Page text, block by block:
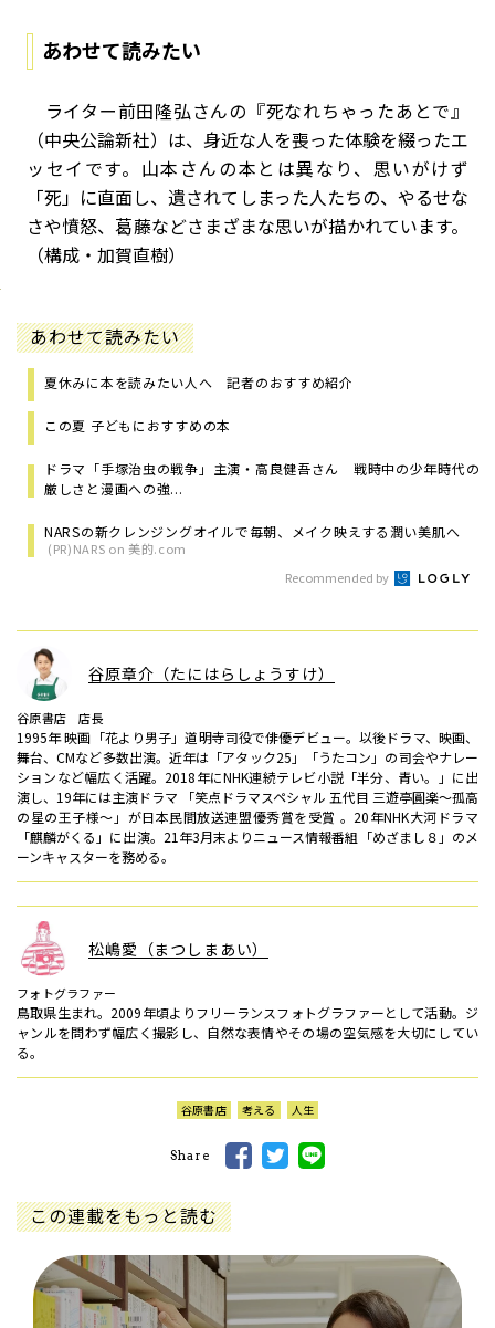
あわせて読みたい
ライター前田隆弘さんの『死なれちゃったあとで』
（中央公論新社）は、身近な人を喪った体験を綴ったエ
ッセイです。山本さんの本とは異なり、思いがけず
「死」に直面し、遺されてしまった人たちの、やるせな
さや憤怒、葛藤などさまざまな思いが描かれています。
（構成・加賀直樹）
あわせて読みたい
夏休みに本を読みたい人へ 記者のおすすめ紹介
この夏 子どもにおすすめの本
ドラマ「手塚治虫の戦争」主演・高良健吾さん 戦時中の少年時代の
厳しさと漫画への強...
NARSの新クレンジングオイルで毎朝、メイク映えする潤い美肌へ
(PR)NARS on 美的.com
Recommended by
谷原章介（たにはらしょうすけ）
谷原書店 店長
1995年 映画「花より男子」道明寺司役で俳優デビュー。以後ドラマ、映画、
舞台、CMなど多数出演。近年は「アタック25」「うたコン」の司会やナレー
ションなど幅広く活躍。2018年にNHK連続テレビ小説「半分、青い。」に出
演し、19年には主演ドラマ 「笑点ドラマスペシャル 五代目 三遊亭圓楽～孤高
の星の王子様～」が日本民間放送連盟優秀賞を受賞 。20年NHK大河ドラマ
「麒麟がくる」に出演。21年3月末よりニュース情報番組「めざまし８」のメ
ーンキャスターを務める。
松嶋愛（まつしまあい）
フォトグラファー
鳥取県生まれ。2009年頃よりフリーランスフォトグラファーとして活動。ジ
ャンルを問わず幅広く撮影し、自然な表情やその場の空気感を大切にしてい
る。
谷原書店 考える 人生
Share
この連載をもっと読む